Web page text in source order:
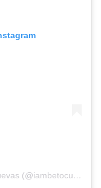
Una publicación compartida de Beto Cuevas (@iambetocuevas)